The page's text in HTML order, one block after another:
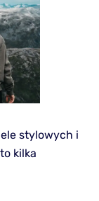
stylowych i
kilka